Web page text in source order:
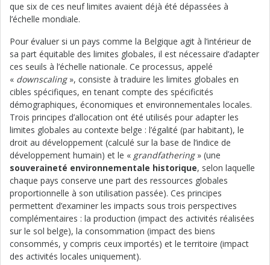
que six de ces neuf limites avaient déjà été dépassées à
l’échelle mondiale.
Pour évaluer si un pays comme la Belgique agit à l’intérieur de
sa part équitable des limites globales, il est nécessaire d’adapter
ces seuils à l’échelle nationale. Ce processus, appelé
« downscaling», consiste à traduire les limites globales en
cibles spécifiques, en tenant compte des spécificités
démographiques, économiques et environnementales locales.
Trois principes d’allocation ont été utilisés pour adapter les
limites globales au contexte belge : l’égalité (par habitant), le
droit au développement (calculé sur la base de l’indice de
développement humain) et le « grandfathering» (une
souveraineté environnementale historique, selon laquelle
chaque pays conserve une part des ressources globales
proportionnelle à son utilisation passée). Ces principes
permettent d’examiner les impacts sous trois perspectives
complémentaires : la production (impact des activités réalisées
sur le sol belge), la consommation (impact des biens
consommés, y compris ceux importés) et le territoire (impact
des activités locales uniquement).